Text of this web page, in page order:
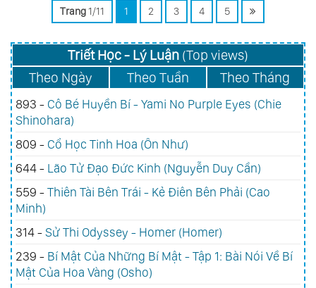
Trang 1/11 1 2 3 4 5
Triết Học - Lý Luận(Top views)
Theo Ngày
Theo Tuần Theo Tháng
893 - Cô Bé Huyền Bí - Yami No Purple Eyes (Chie
Shinohara)
809 - Cổ Học Tinh Hoa (Ôn Như)
644 - Lão Tử Đạo Đức Kinh (Nguyễn Duy Cần)
559 -Thiên Tài Bên Trái - Kẻ Điên Bên Phải (Cao
Minh)
314 -Sử Thi Odyssey - Homer (Homer)
239 - Bí Mật Của Những Bí Mật - Tập 1: Bài Nói Về Bí
Mật Của Hoa Vàng (Osho)